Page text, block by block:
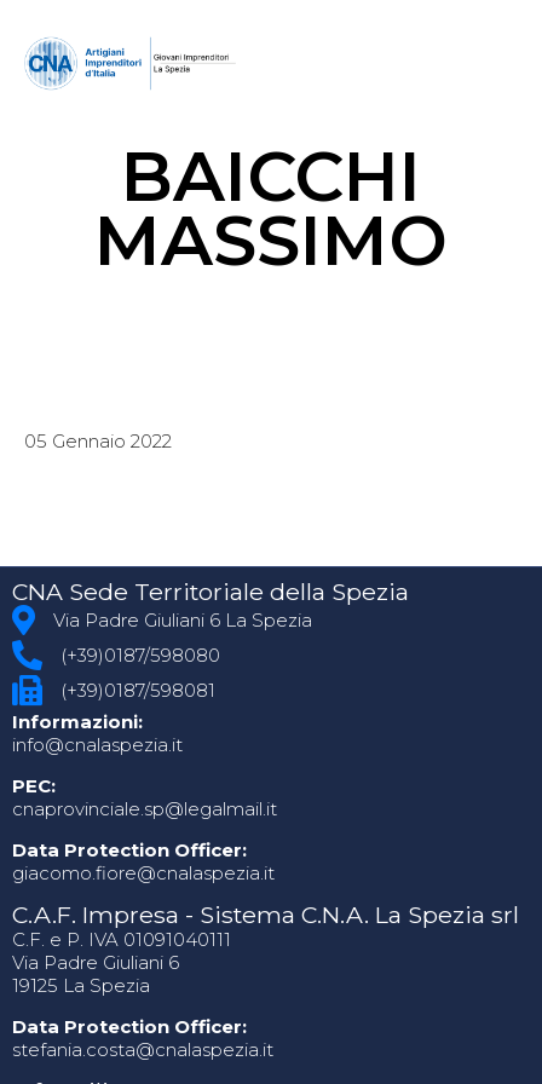
BAICCHI
MASSIMO
05 Gennaio 2022
CNA Sede Territoriale della Spezia
Via Padre Giuliani 6 La Spezia
(+39)0187/598080
(+39)0187/598081
Informazioni:
info@cnalaspezia.it
PEC:
cnaprovinciale.sp@legalmail.it
Data Protection Officer:
giacomo.fiore@cnalaspezia.it
C.A.F. Impresa - Sistema C.N.A. La Spezia srl
C.F. e P. IVA 01091040111
Via Padre Giuliani 6
19125 La Spezia
Data Protection Officer:
stefania.costa@cnalaspezia.it